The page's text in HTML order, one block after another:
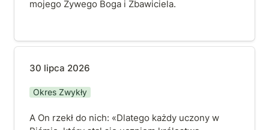
mojego Żywego Boga i Zbawiciela.
30 lipca 2026
Okres Zwykły
A On rzekł do nich: «Dlatego każdy uczony w